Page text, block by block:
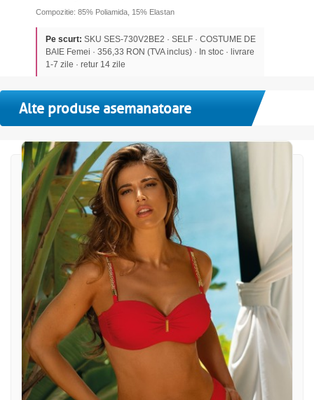
Compozitie: 85% Poliamida, 15% Elastan
Pe scurt: SKU SES-730V2BE2 · SELF · COSTUME DE
BAIE Femei · 356,33 RON (TVA inclus) · In stoc · livrare
1-7 zile · retur 14 zile
Alte produse asemanatoare